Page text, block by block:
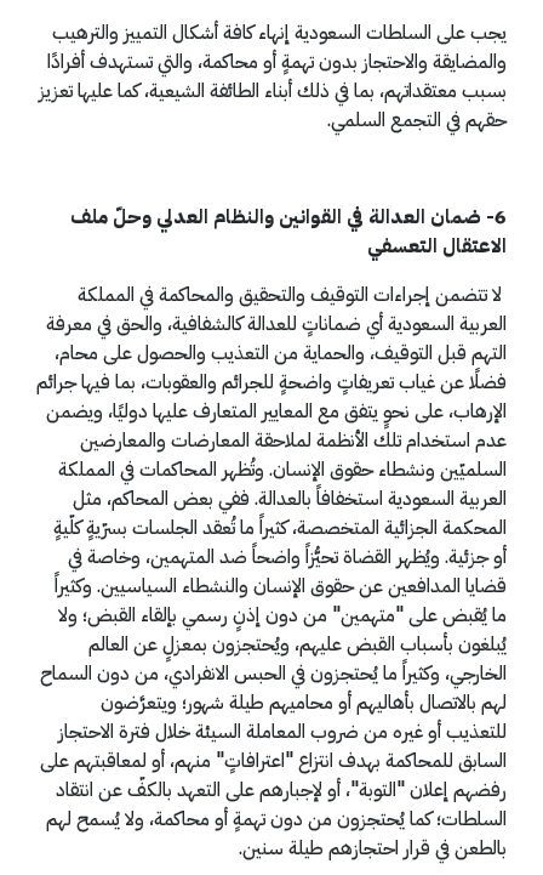
يجب على السلطات السعودية إنهاء كافة أشكال التمييز والترهيب
والمضايقة والاحتجاز بدون تهمةٍ أو محاكمة، والتي تستهدف أفرادًا
بسبب معتقداتهم، بما في ذلك أبناء الطائفة الشيعية، كما عليها تعزيز
حقهم في التجمع السلمي.
6- ضمان العدالة في القوانين والنظام العدلي وحلّ ملف
الاعتقال التعسفي
لا تتضمن إجراءات التوقيف والتحقيق والمحاكمة في المملكة
العربية السعودية أي ضماناتٍ للعدالة كالشفافية، والحق في معرفة
التهم قبل التوقيف، والحماية من التعذيب والحصول على محام،
فضلًا عن غياب تعريفاتٍ واضحةٍ للجرائم والعقوبات، بما فيها جرائم
الإرهاب، على نحوٍ يتفق مع المعايير المتعارف عليها دوليًا، ويضمن
عدم استخدام تلك الأنظمة لملاحقة المعارضات والمعارضين
السلميّين ونشطاء حقوق الإنسان. وتُظهر المحاكمات في المملكة
العربية السعودية استخفافاً بالعدالة. ففي بعض المحاكم، مثل
المحكمة الجزائية المتخصصة، كثيراً ما تُعقد الجلسات بسرّيةٍ كلّيةٍ
أو جزئية. ويُظهر القضاة تحيُّزاً واضحاً ضد المتهمين، وخاصة في
قضايا المدافعين عن حقوق الإنسان والنشطاء السياسيين. وكثيراً
ما يُقبض على "متهمين" من دون إذنٍ رسمي بإلقاء القبض؛ ولا
يُبلغون بأسباب القبض عليهم، ويُحتجزون بمعزلٍ عن العالم
الخارجي، وكثيراً ما يُحتجزون في الحبس الانفرادي، من دون السماح
لهم بالاتصال بأهاليهم أو محاميهم طيلة شهور؛ ويتعرَّضون
للتعذيب أو غيره من ضروب المعاملة السيئة خلال فترة الاحتجاز
السابق للمحاكمة بهدف انتزاع "اعترافاتٍ" منهم، أو لمعاقبتهم على
رفضهم إعلان "التوبة"، أو لإجبارهم على التعهد بالكفّ عن انتقاد
السلطات؛ كما يُحتجزون من دون تهمةٍ أو محاكمة، ولا يُسمح لهم
بالطعن في قرار احتجازهم طيلة سنين.